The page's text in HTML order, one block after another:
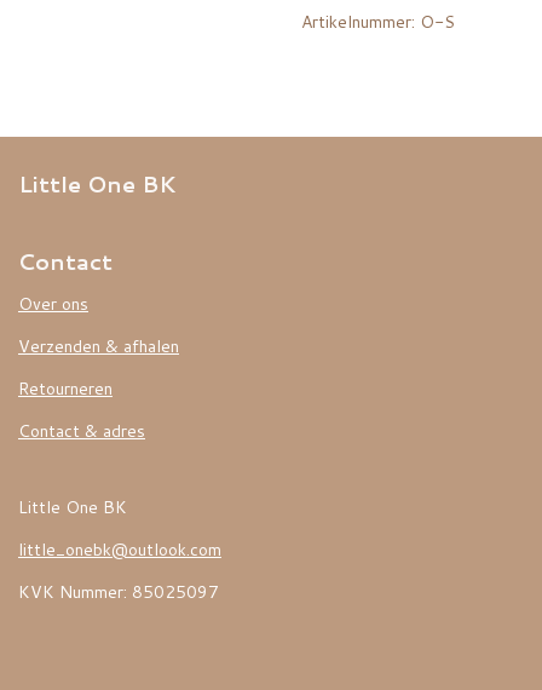
Artikelnummer: O-S
Little One BK
Contact
Over ons
Verzenden & afhalen
Retourneren
Contact & adres
Little One BK
little_onebk@outlook.com
KVK Nummer: 85025097